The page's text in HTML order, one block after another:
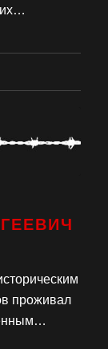
проживал